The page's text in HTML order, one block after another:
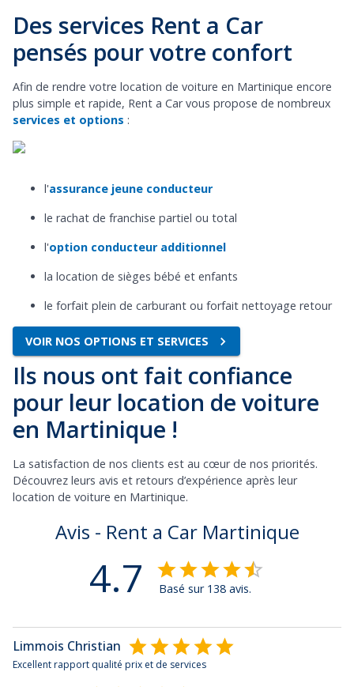
Des services Rent a Car
pensés pour votre confort
Afin de rendre votre location de voiture en Martinique encore
plus simple et rapide, Rent a Car vous propose de nombreux
services et options :
l'assurance jeune conducteur
le rachat de franchise partiel ou total
l'option conducteur additionnel
la location de sièges bébé et enfants
le forfait plein de carburant ou forfait nettoyage retour
VOIR NOS OPTIONS ET SERVICES
Ils nous ont fait confiance
pour leur location de voiture
en Martinique !
La satisfaction de nos clients est au cœur de nos priorités.
Découvrez leurs avis et retours d’expérience après leur
location de voiture en Martinique.
Avis - Rent a Car Martinique
4.7 Basé sur 138 avis.
Limmois Christian
Excellent rapport qualité prix et de services